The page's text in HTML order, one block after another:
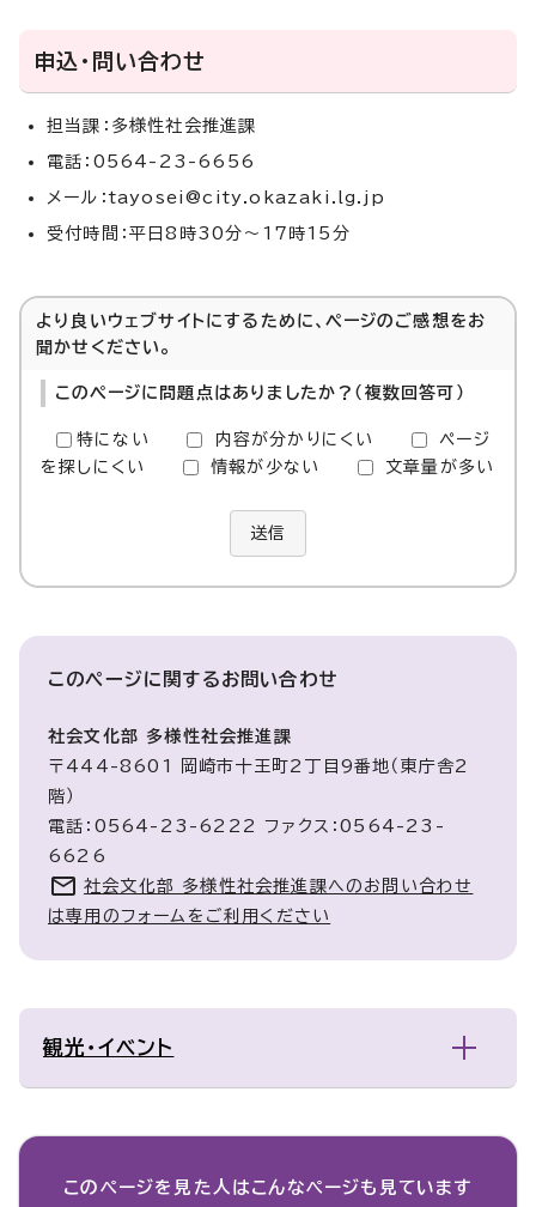
申込・問い合わせ
担当課：多様性社会推進課
電話：0564-23-6656
メール：tayosei@city.okazaki.lg.jp
受付時間：平日8時30分〜17時15分
より良いウェブサイトにするために、ページのご感想をお
聞かせください。
このページに問題点はありましたか？（複数回答可）
特にない 内容が分かりにくい
ページ
を探しにくい
情報が少ない 文章量が多い
送信
このページに関するお問い合わせ
社会文化部 多様性社会推進課
〒444-8601 岡崎市十王町2丁目9番地（東庁舎2
階）
電話：0564-23-6222 ファクス：0564-23-
6626
社会文化部 多様性社会推進課へのお問い合わせ
は専用のフォームをご利用ください
観光・イベント
このページを見た人は こんなページも見ています